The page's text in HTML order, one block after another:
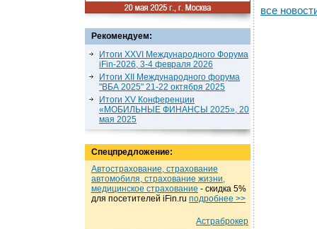
Рекомендуем:
Итоги XXVI Международного Форума
iFin-2026, 3-4 февраля 2026
Итоги XII Международного форума
"ВБА 2025" 21-22 октября 2025
Итоги XV Конференции
«МОБИЛЬНЫЕ ФИНАНСЫ 2025», 20
мая 2025
Спецпредложение:
Автострахование, страхование
автомобиля, страхование жизни,
медицинское страхование - cкидка 5%
для посетителей iFin.ru подробнеe >>
Астраброкер
все